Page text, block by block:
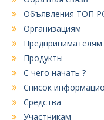
Объявления ТОП
Организациям
Предпринимателям
Продукты
С чего начать ?
Список
Средства
Участникам